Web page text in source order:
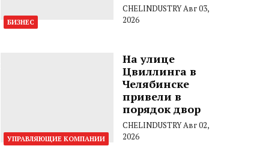
БИЗНЕС
CHELINDUSTRYАвг 03,
2026
УПРАВЛЯЮЩИЕ КОМПАНИИ
На улице
Цвиллинга в
Челябинске
привели в
порядок двор
CHELINDUSTRYАвг 02,
2026